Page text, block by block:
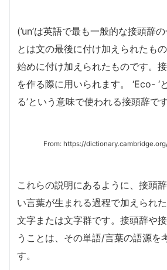
(’un’は英語で最も一般的な接頭辞
とは文の最後に付け加えられたも
始めに付け加えられたものです。
を作る際に用いられます。 ‘Eco- ‘
る’という意味で使われる接頭辞で
From: https://
これらの説明にあるように、接頭
い言葉が生まれる過程で加えられ
文字または文字群です。接頭辞や
うことは、その単語/言葉の語源を
す。